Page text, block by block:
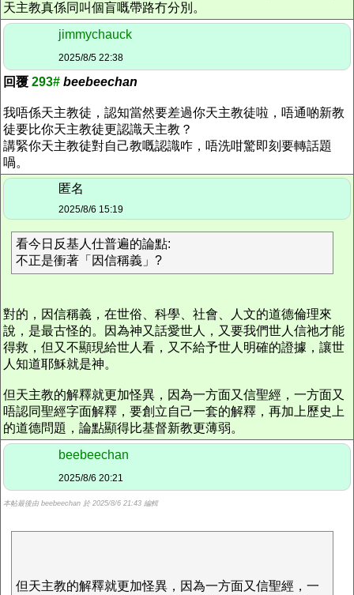
天主教真係同叫個盲嘅帶路冇分別。
jimmychauck
2025/8/5 22:38
回覆 293# beebeechan
我唔係天主教徒，認知當然要差過你天主教徒啦，唔通啲新教
徒要比你天主教徒更認識天主教？
講緊你天主教徒對自己教嘅認識咋，唔洗咁驚即刻要轉話題
喎。
匿名
2025/8/6 15:19
看今日反基人仕普遍的論點:
不正是衝著「因信稱義」?
對的，因信稱義，在世俗、科學、社會、人文的道德倫理來
說，是最古怪的。因為神又話愛世人，又要我們世人信祂才能
得救，但又不顯現給世人看，又不給予世人明確的證據，讓世
人知道耶穌就是神。
但天主教的解釋就更加怪異，因為一方面又信聖經，一方面又
唔認同聖經字面解釋，要創立自己一套的解釋，再加上歷史上
的道德問題，論點顯得比基督新教更薄弱。
beebeechan
2025/8/6 20:21
本帖最後由 beebeechan 於 2025/8/6 21:43 編輯
但天主教的解釋就更加怪異，因為一方面又信聖經，一